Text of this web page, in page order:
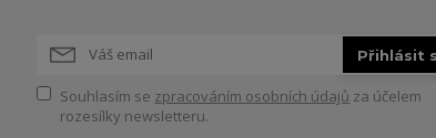
Přihlásit
Souhlasím se zpracováním osobních údajů za účelem
rozesílky newsletteru.